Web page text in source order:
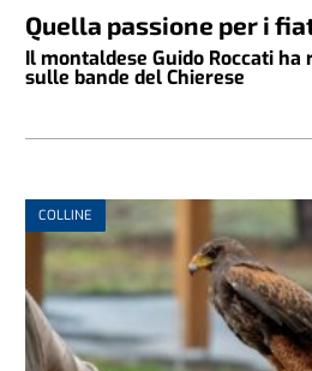
Quella passione per i
Il montaldese Guido Roccati
sulle bande del Chierese
COLLINE